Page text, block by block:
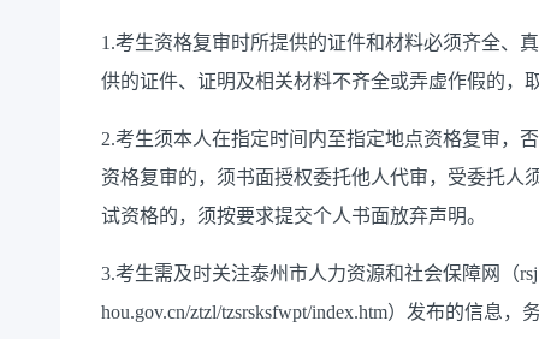
1.考生资格复审时所提供的证件和材料必须齐全、
供的证件、证明及相关材料不齐全或弄虚作假的，
2.考生须本人在指定时间内至指定地点资格复审，
资格复审的，须书面授权委托他人代审，受委托人
试资格的，须按要求提交个人书面放弃声明。
3.考生需及时关注泰州市人力资源和社会保障网（
hou.gov.cn/ztzl/tzsrsksfwpt/index.htm）发布的信息